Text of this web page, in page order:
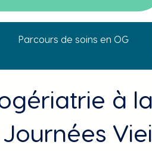
Parcours de soins en OG
à